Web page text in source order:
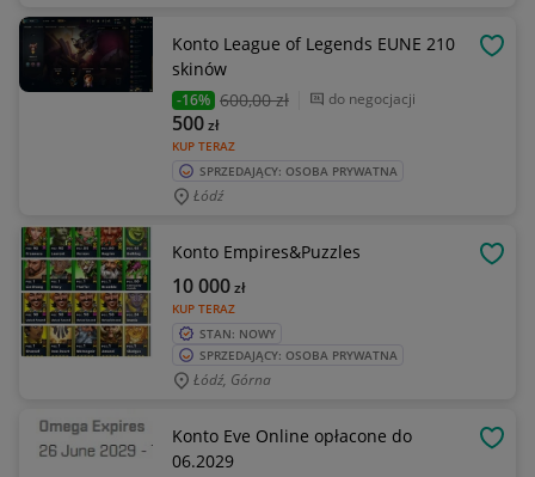
Konto League of Legends EUNE 210
skinów
-16% 600,00 zł do negocjacji
KUP TERAZ
500zł
SPRZEDAJĄCY: OSOBA PRYWATNA
Łódź
Konto Empires&Puzzles
KUP TERAZ
10 000zł
STAN: NOWY
SPRZEDAJĄCY: OSOBA PRYWATNA
Łódź, Górna
Konto Eve Online opłacone do
06.2029